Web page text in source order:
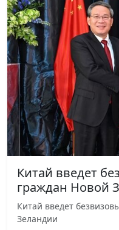
Китай введет
граждан Новой
Китай введет
Зеландии